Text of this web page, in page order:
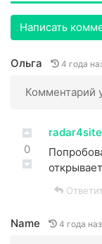
Написать
Ольга 4 года
Комментарий
0
radar4site
Name 4 года